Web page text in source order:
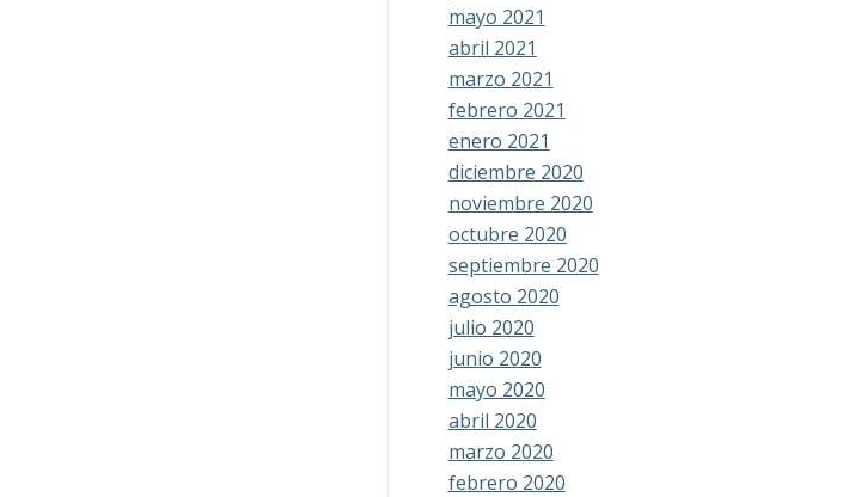
mayo 2021
abril 2021
marzo 2021
febrero 2021
enero 2021
diciembre 2020
noviembre 2020
octubre 2020
septiembre 2020
agosto 2020
julio 2020
junio 2020
mayo 2020
abril 2020
marzo 2020
febrero 2020